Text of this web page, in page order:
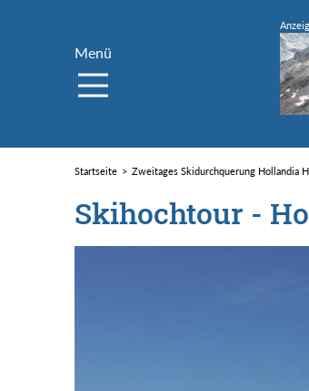
Menü
Startseite Zweitages Skidurchquerung Hollandia
Skihochtour -